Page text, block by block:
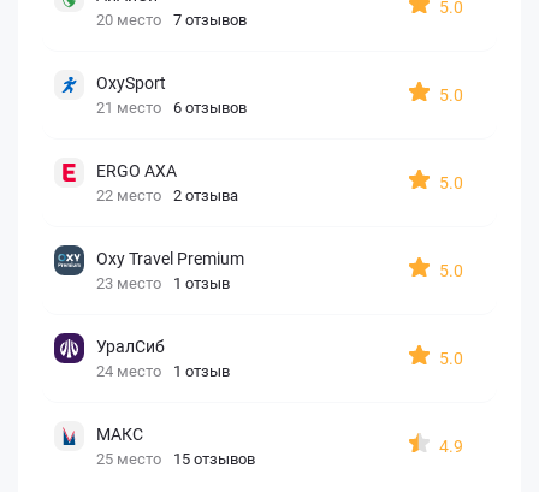
20 место 7 отзывов
5.0
OxySport
21 место 6 отзывов
5.0
ERGO AXA
22 место 2 отзыва
5.0
Oxy Travel Premium
23 место 1 отзыв
5.0
УралСиб
24 место 1 отзыв
5.0
МАКС
25 место 15 отзывов
4.9